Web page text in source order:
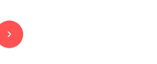
navigate_next